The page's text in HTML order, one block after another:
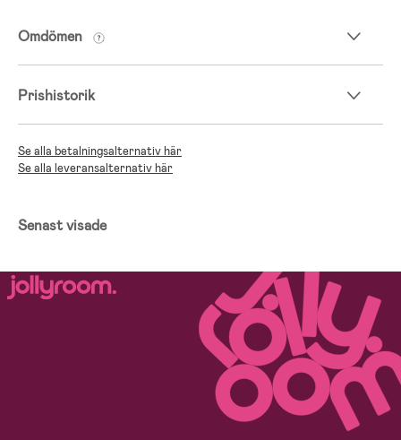
Omdömen
Prishistorik
Se alla betalningsalternativ här
Se alla leveransalternativ här
Senast visade